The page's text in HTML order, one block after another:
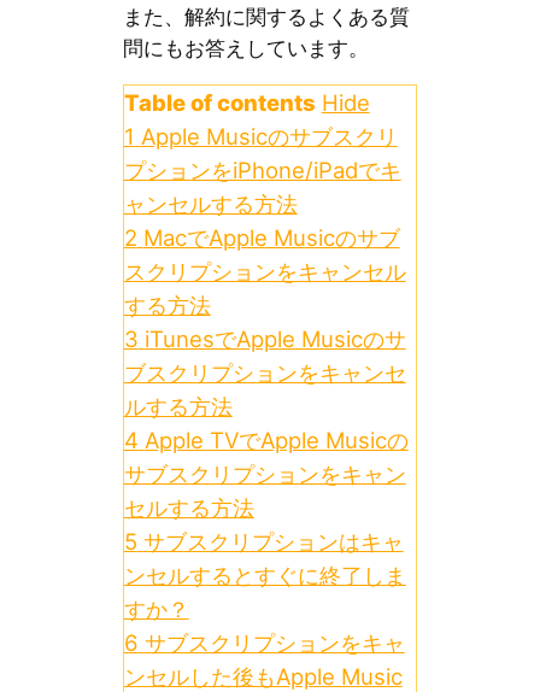
また、解約に関するよくある質
問にもお答えしています。
Table of contents Hide
1 Apple Musicのサブスクリ
プションをiPhone/iPadでキ
ャンセルする方法
2 MacでApple Musicのサブ
スクリプションをキャンセル
する方法
3 iTunesでApple Musicのサ
ブスクリプションをキャンセ
ルする方法
4 Apple TVでApple Musicの
サブスクリプションをキャン
セルする方法
5 サブスクリプションはキャ
ンセルするとすぐに終了しま
すか？
6 サブスクリプションをキャ
ンセルした後もApple Music